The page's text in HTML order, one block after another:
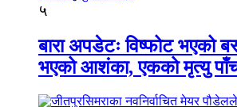
५
बारा अपडेटः विष्फोट भएको
भएको आशंका, एकको मृत्यु